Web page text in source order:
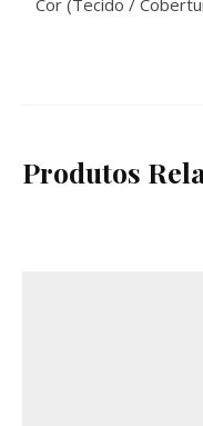
Cor (Tecido /
Produtos